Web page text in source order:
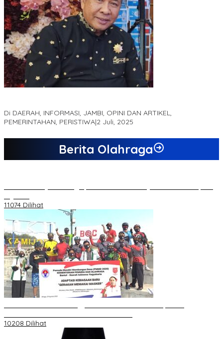
Di DAERAH, INFORMASI, JAMBI, OPINI DAN ARTIKEL,
PEMERINTAHAN, PERISTIWA|2 Juli, 2025
Berita Olahraga
11074 Dilihat
10208 Dilihat